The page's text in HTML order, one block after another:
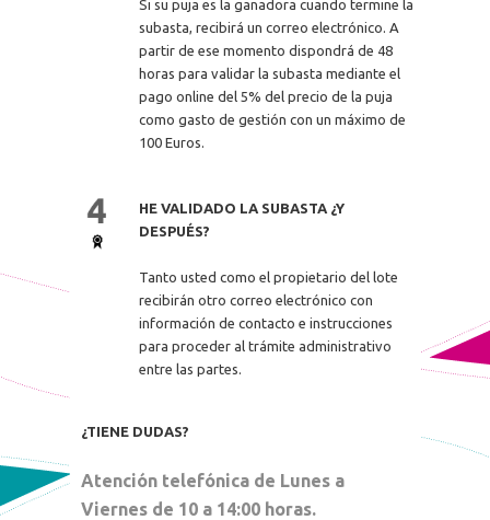
Si su puja es la ganadora cuando termine la
subasta, recibirá un correo electrónico. A
partir de ese momento dispondrá de 48
horas para validar la subasta mediante el
pago online del 5% del precio de la puja
como gasto de gestión con un máximo de
100 Euros.
HE VALIDADO LA SUBASTA ¿Y
DESPUÉS?
Tanto usted como el propietario del lote
recibirán otro correo electrónico con
información de contacto e instrucciones
para proceder al trámite administrativo
entre las partes.
¿TIENE DUDAS?
Atención telefónica de Lunes a
Viernes de 10 a 14:00 horas.